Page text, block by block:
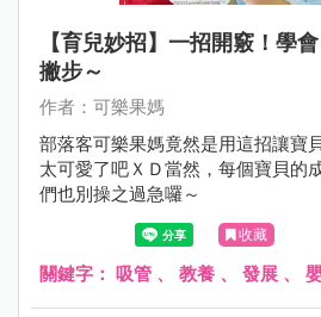
【育兒妙招】一招開竅！學
撇步～
作者：可樂果媽
部落客可樂果媽竟然是用這招讓寶
太可愛了吧ＸＤ當然，每個寶貝的
們也別操之過急囉～
收藏
關鍵字： 吸管 、 教養 、 發展 、